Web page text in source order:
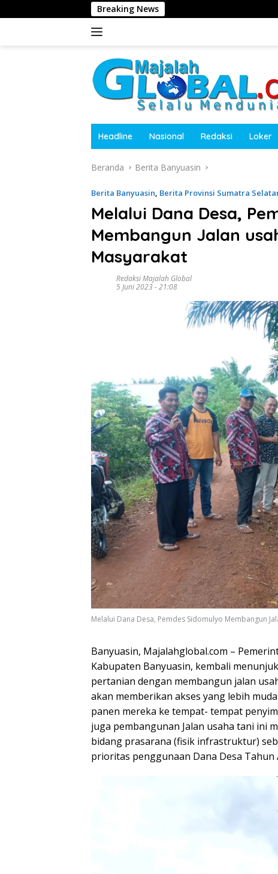
ke
Breaking News Dugaan
Headline Nasional Redaksi Loker
Beranda Berita Banyuasin
Berita Banyuasin, Berita Provinsi Sumatra
Melalui Dana Desa,
Membangun Jalan
Masyarakat
Redaksi Majalah Global
5 Juni 2023 - 21:08
Melalui Dana Desa, Pemdes Sidomulyo Membangun
Banyuasin, Majalahglobal.com –
Kabupaten Banyuasin, kembali
pertanian dengan membangun jalan
akan memberikan akses yang lebih
panen mereka ke tempat- tempat
juga pembangunan Jalan usaha tani ini
bidang prasarana (fisik infrastruktur)
prioritas penggunaan Dana Desa Tahun